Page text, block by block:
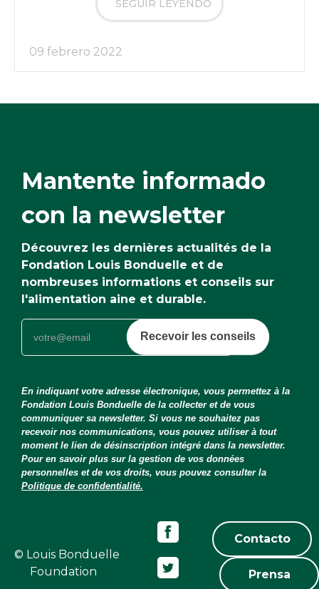
SEGUIR LEYENDO
09 febrero 2022
Mantente informado
con la newsletter
Découvrez les dernières actualités de la
Fondation Louis Bonduelle et de
nombreuses informations et conseils sur
l'alimentation aine et durable.
Recevoir les conseils
En indiquant votre adresse électronique, vous permettez à la
Fondation Louis Bonduelle de la collecter et de vous
communiquer sa newsletter. Si vous ne souhaitez pas
recevoir nos communications, vous pouvez utiliser à tout
moment le lien de désinscription intégré dans la newsletter.
Pour en savoir plus sur la gestion de vos données
personnelles et de vos droits, vous pouvez consulter la
Politique de confidentialité.
© Louis Bonduelle
Foundation
Contacto
Prensa